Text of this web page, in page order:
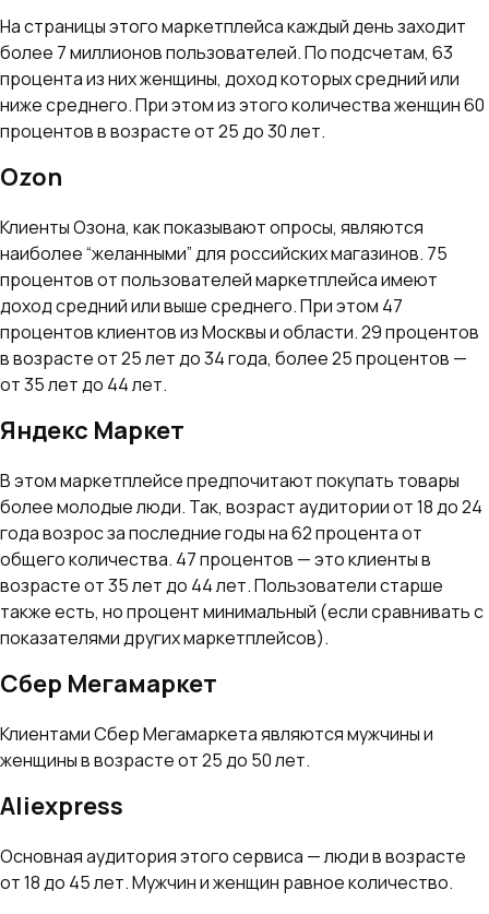
На страницы этого маркетплейса каждый день заходит
более 7 миллионов пользователей. По подсчетам, 63
процента из них женщины, доход которых средний или
ниже среднего. При этом из этого количества женщин 60
процентов в возрасте от 25 до 30 лет.
Ozon
Клиенты Озона, как показывают опросы, являются
наиболее “желанными” для российских магазинов. 75
процентов от пользователей маркетплейса имеют
доход средний или выше среднего. При этом 47
процентов клиентов из Москвы и области. 29 процентов
в возрасте от 25 лет до 34 года, более 25 процентов —
от 35 лет до 44 лет.
Яндекс Маркет
В этом маркетплейсе предпочитают покупать товары
более молодые люди. Так, возраст аудитории от 18 до 24
года возрос за последние годы на 62 процента от
общего количества. 47 процентов — это клиенты в
возрасте от 35 лет до 44 лет. Пользователи старше
также есть, но процент минимальный (если сравнивать с
показателями других маркетплейсов).
Сбер Мегамаркет
Клиентами Сбер Мегамаркета являются мужчины и
женщины в возрасте от 25 до 50 лет.
Aliexpress
Основная аудитория этого сервиса — люди в возрасте
от 18 до 45 лет. Мужчин и женщин равное количество.